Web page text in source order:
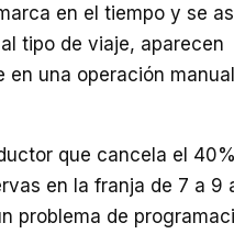
en el tiempo y se
tipo de viaje, aparecen
en una operación
que cancela el
en la franja de 7 a 9
problema de